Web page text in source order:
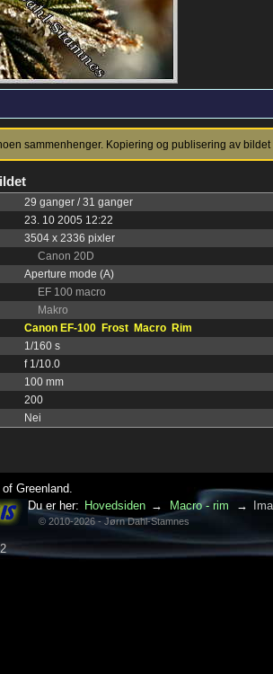
sammenhenger. Kopiering og publisering av bildet
29 ganger / 31 ganger
23. 10 2005 12:22
3504 x 2336 pixler
Canon 20D
Aperture mode (A)
EF 100 macro
Makro
Canon EF-100 Frost Macro Rim
1/160 s
f 1/10.0
100 mm
200
Nei
Greenland.
Du er her: Hovedsiden → Macro - rim →
© 2010-2026 - Jørn Dahl-Stamnes